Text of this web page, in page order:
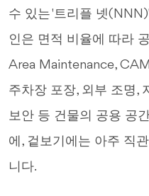
수 있는 '트리플 넷
인은 면적 비율에 따라
Area Maintenance,
주차장 포장, 외부 조명,
보안 등 건물의 공용 공
에, 겉보기에는 아주 직
니다.